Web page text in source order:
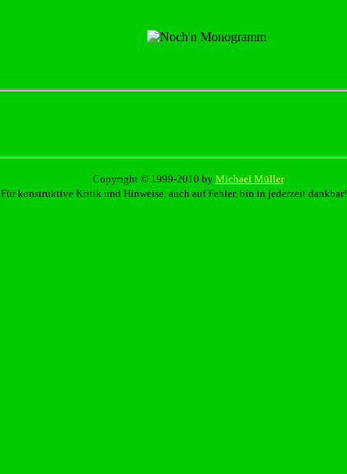
Copyright © 1999-2010 by Michael Müller
Für konstruktive Kritik und Hinweise, auch auf Fehler, bin in jederzeit dankbar!